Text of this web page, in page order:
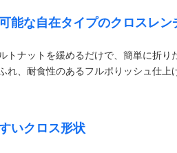
能な自在タイプのクロスレン
トナットを緩めるだけで、簡単に折り
れ、耐食性のあるフルポりッシュ仕上
いクロス形状